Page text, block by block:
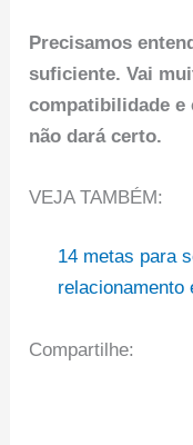
Precisamos
suficiente. Vai
compatibilidade e
não dará certo.
VEJA TAMBÉM:
14 metas para
relacionamento
Compartilhe: